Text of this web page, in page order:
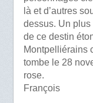
là et d’autres
dessus. Un
de ce destin
Montpelliérains
tombe le 28
rose.
François